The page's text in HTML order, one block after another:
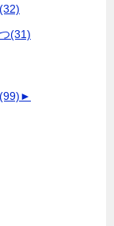
(32)
(31)
(99)►